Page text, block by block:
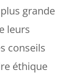
grande
leurs
conseils
éthique